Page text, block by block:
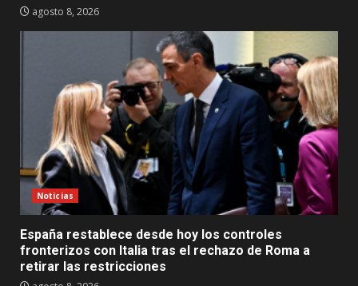
agosto 8, 2026
Noticias
España restablece desde hoy los controles
fronterizos con Italia tras el rechazo de Roma a
retirar las restricciones